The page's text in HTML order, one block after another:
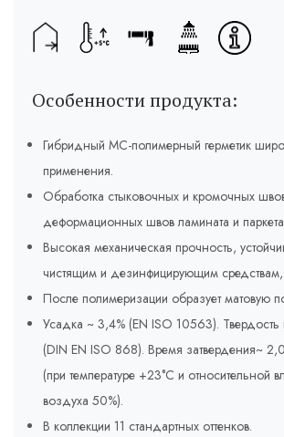
Особенности продукта:
Гибридный МС-полимерный герметик
применения.
Обработка стыковочных и кромочных
деформационных швов ламината и
Высокая механическая прочность,
чистящим и дезинфицирующим средствам,
После полимеризации образует матовую
Усадка ~ 3,4% (EN ISO 10563).
(DIN EN ISO 868). Время затвердения~
(при температуре +23°C и относительной
воздуха 50%).
В коллекции 11 стандартных оттенков.